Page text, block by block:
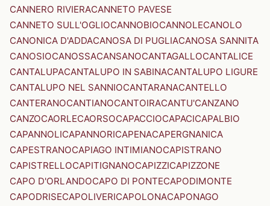
CANNERO RIVIERACANNETO PAVESE
CANNETO SULL'OGLIOCANNOBIOCANNOLECANOLO
CANONICA D'ADDACANOSA DI PUGLIACANOSA SANNITA
CANOSIOCANOSSACANSANOCANTAGALLOCANTALICE
CANTALUPACANTALUPO IN SABINACANTALUPO LIGURE
CANTALUPO NEL SANNIOCANTARANACANTELLO
CANTERANOCANTIANOCANTOIRACANTU'CANZANO
CANZOCAORLECAORSOCAPACCIOCAPACICAPALBIO
CAPANNOLICAPANNORICAPENACAPERGNANICA
CAPESTRANOCAPIAGO INTIMIANOCAPISTRANO
CAPISTRELLOCAPITIGNANOCAPIZZICAPIZZONE
CAPO D'ORLANDOCAPO DI PONTECAPODIMONTE
CAPODRISECAPOLIVERICAPOLONACAPONAGO